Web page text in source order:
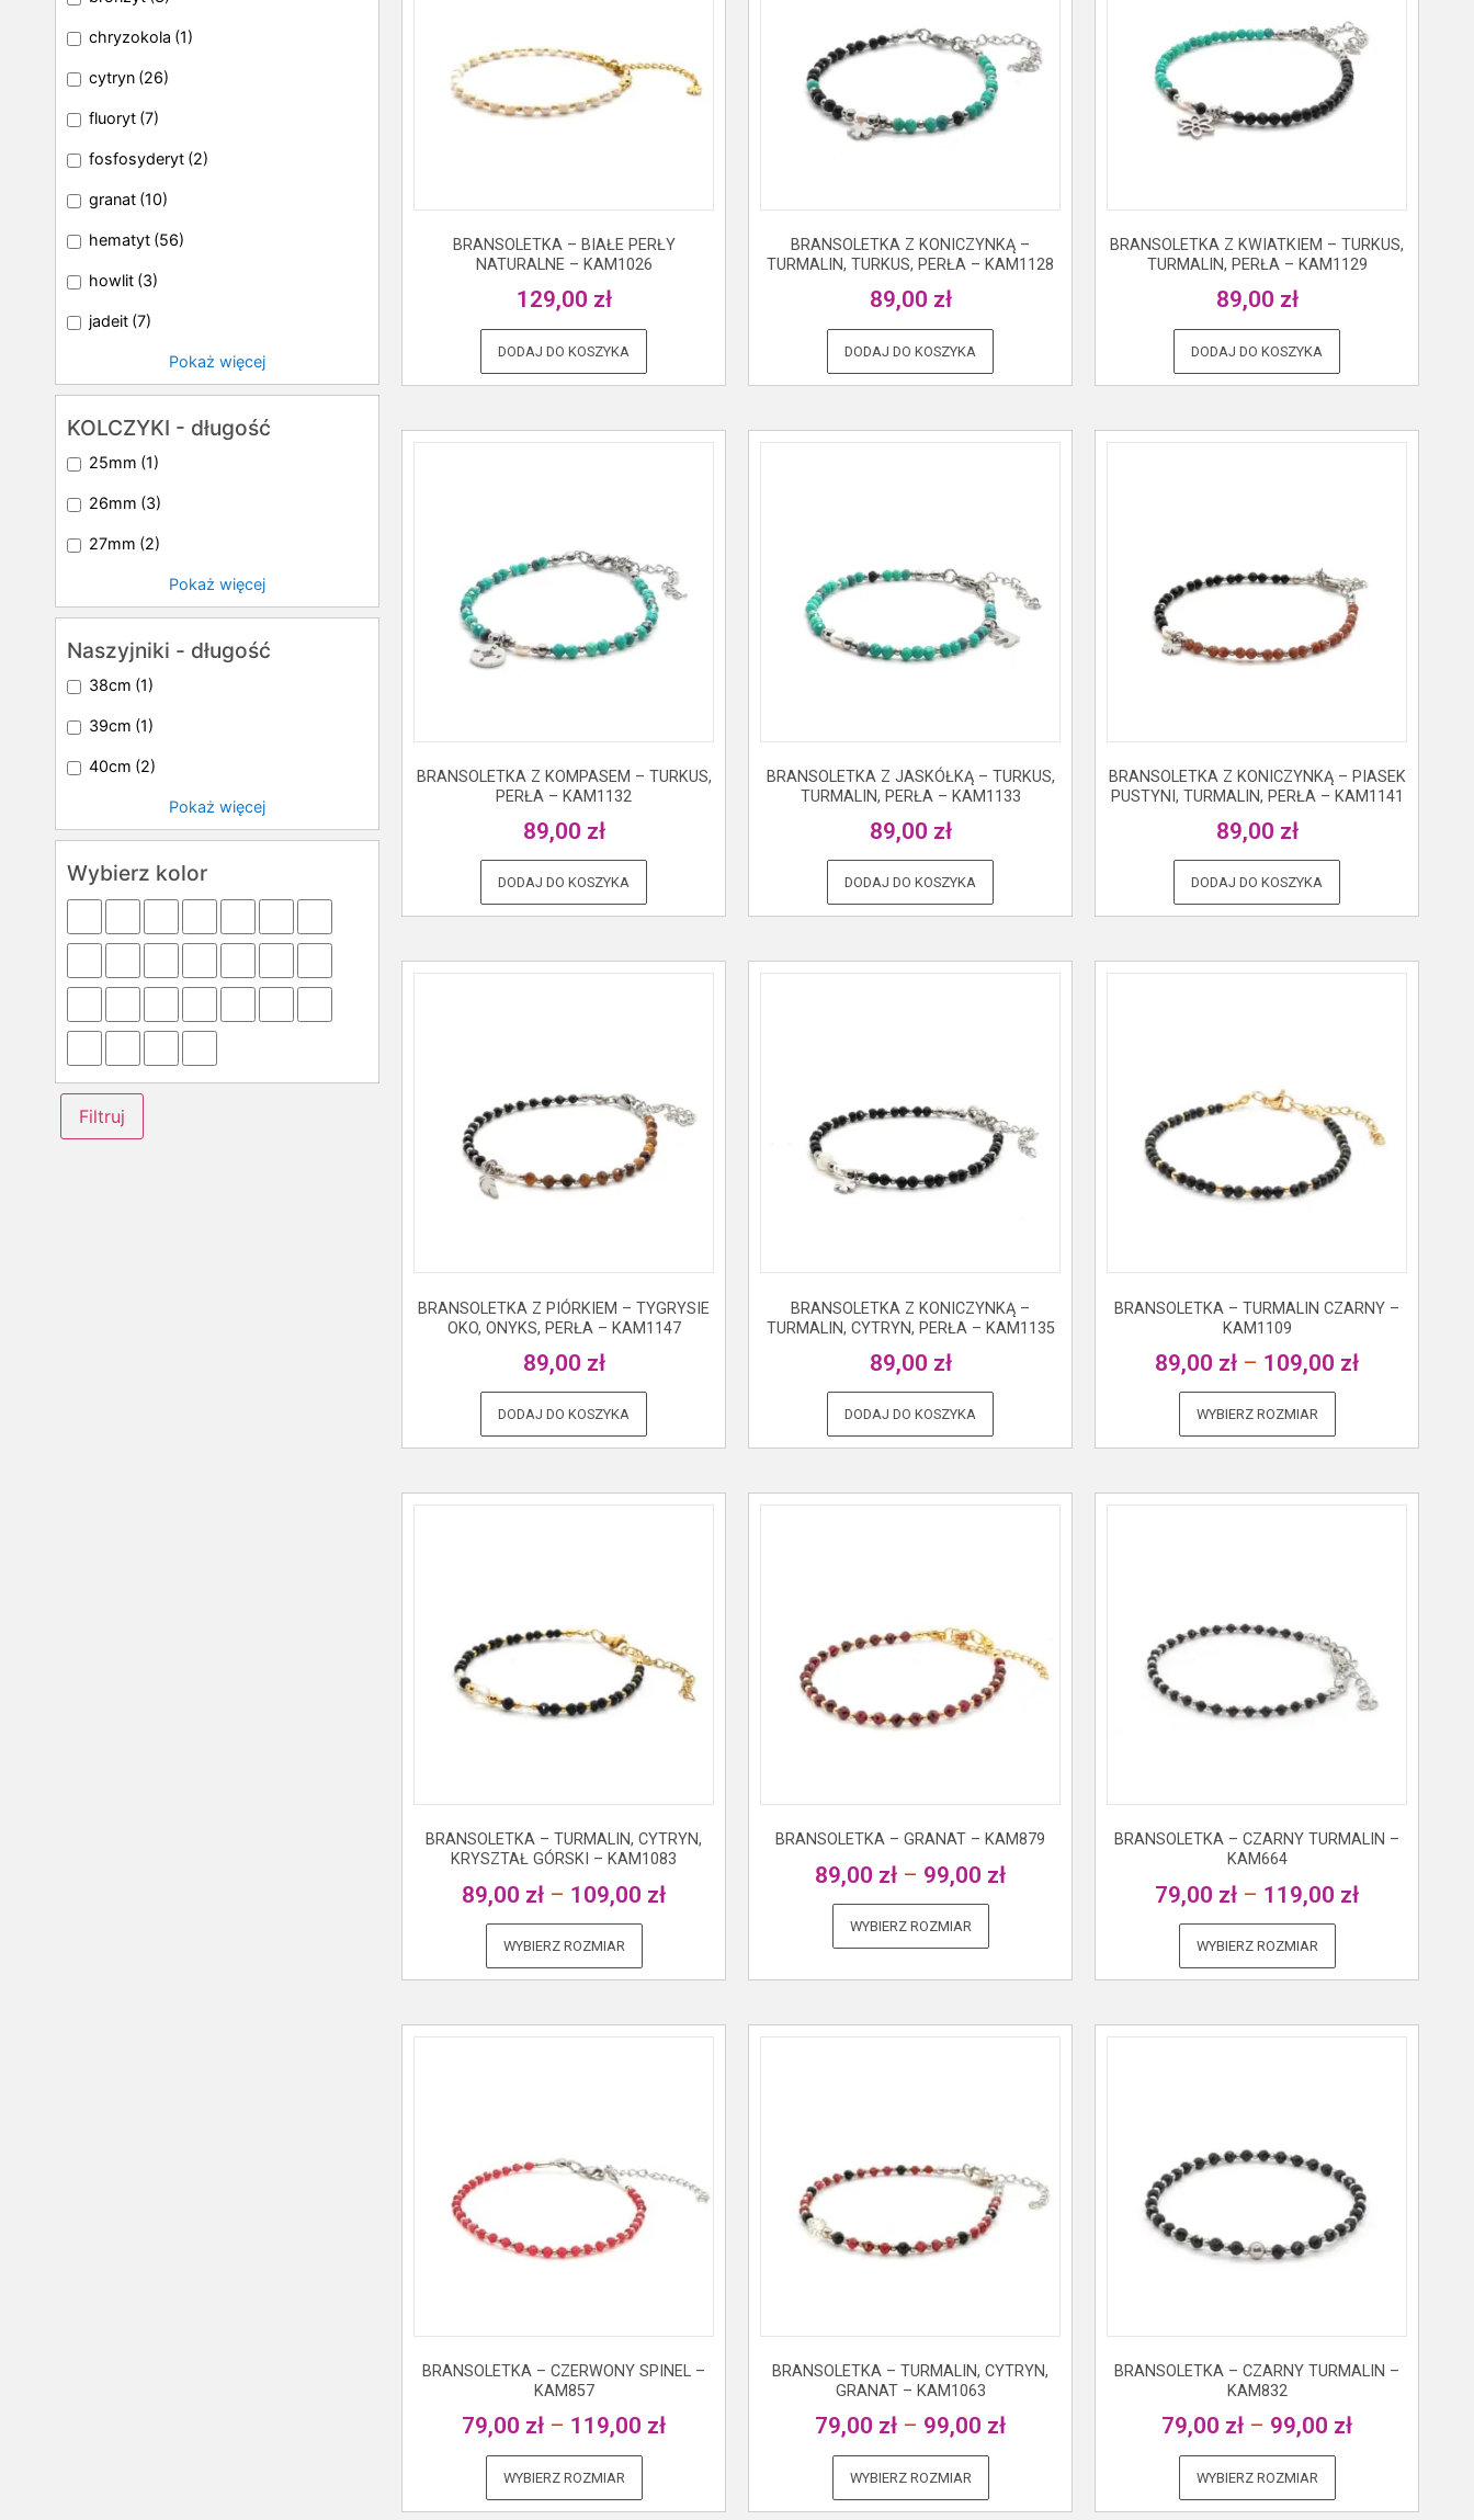
chryzokola (1)
cytryn (26)
fluoryt (7)
fosfosyderyt (2)
granat (10)
hematyt (56)
howlit (3)
jadeit (7)
Pokaż więcej
KOLCZYKI - długość
25mm (1)
26mm (3)
27mm (2)
Pokaż więcej
Naszyjniki - długość
38cm (1)
39cm (1)
40cm (2)
Pokaż więcej
Wybierz kolor
Filtruj
BRANSOLETKA – BIAŁE PERŁY
NATURALNE – KAM1026
129,00 zł
DODAJ DO KOSZYKA
BRANSOLETKA Z KONICZYNKĄ –
TURMALIN, TURKUS, PERŁA – KAM1128
89,00 zł
DODAJ DO KOSZYKA
BRANSOLETKA Z KWIATKIEM – TURKUS,
TURMALIN, PERŁA – KAM1129
89,00 zł
DODAJ DO KOSZYKA
BRANSOLETKA Z KOMPASEM – TURKUS,
PERŁA – KAM1132
89,00 zł
DODAJ DO KOSZYKA
BRANSOLETKA Z JASKÓŁKĄ – TURKUS,
TURMALIN, PERŁA – KAM1133
89,00 zł
DODAJ DO KOSZYKA
BRANSOLETKA Z KONICZYNKĄ – PIASEK
PUSTYNI, TURMALIN, PERŁA – KAM1141
89,00 zł
DODAJ DO KOSZYKA
BRANSOLETKA Z PIÓRKIEM – TYGRYSIE
OKO, ONYKS, PERŁA – KAM1147
89,00 zł
DODAJ DO KOSZYKA
BRANSOLETKA Z KONICZYNKĄ –
TURMALIN, CYTRYN, PERŁA – KAM1135
89,00 zł
DODAJ DO KOSZYKA
BRANSOLETKA – TURMALIN CZARNY –
KAM1109
89,00 zł – 109,00 zł
WYBIERZ ROZMIAR
BRANSOLETKA – TURMALIN, CYTRYN,
KRYSZTAŁ GÓRSKI – KAM1083
89,00 zł – 109,00 zł
WYBIERZ ROZMIAR
BRANSOLETKA – GRANAT – KAM879
89,00 zł – 99,00 zł
WYBIERZ ROZMIAR
BRANSOLETKA – CZARNY TURMALIN –
KAM664
79,00 zł – 119,00 zł
WYBIERZ ROZMIAR
BRANSOLETKA – CZERWONY SPINEL –
KAM857
79,00 zł – 119,00 zł
WYBIERZ ROZMIAR
BRANSOLETKA – TURMALIN, CYTRYN,
GRANAT – KAM1063
79,00 zł – 99,00 zł
WYBIERZ ROZMIAR
BRANSOLETKA – CZARNY TURMALIN –
KAM832
79,00 zł – 99,00 zł
WYBIERZ ROZMIAR